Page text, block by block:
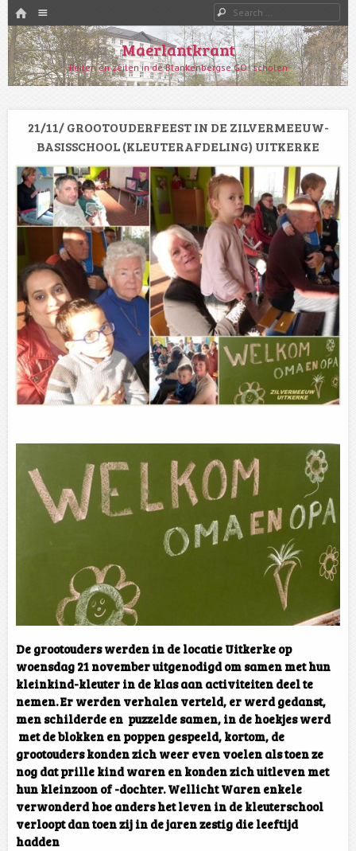
HOME
SKIP TO CONTENT
Search
Maerlantkrant
Reilen en zeilen in de Blankenbergse GO! scholen
21/11/ GROOTOUDERFEEST IN DE ZILVERMEEUW-
BASISSCHOOL (KLEUTERAFDELING) UITKERKE
De grootouders werden in de locatie Uitkerke op
woensdag 21 november uitgenodigd om samen met hun
kleinkind-kleuter in de klas aan activiteiten deel te
nemen. Er werden verhalen verteld, er werd gedanst,
men schilderde en puzzelde samen, in de hoekjes werd
met de blokken en poppen gespeeld, kortom, de
grootouders konden zich weer even voelen als toen ze
nog dat prille kind waren en konden zich uitleven met
hun kleinzoon of -dochter. Wellicht Waren enkele
verwonderd hoe anders het leven in de kleuterschool
verloopt dan toen zij in de jaren zestig die leeftijd
hadden